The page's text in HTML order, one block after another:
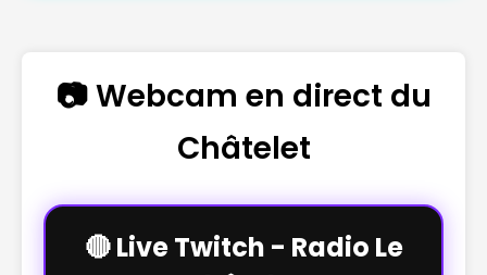
📷 Webcam en direct du
Châtelet
🔴 Live Twitch - Radio Le